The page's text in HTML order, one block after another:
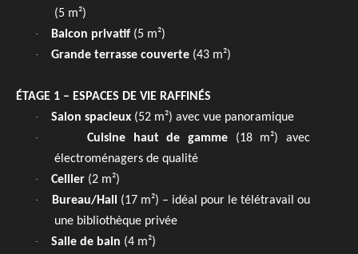
(5 m²)
· Balcon privatif (5 m²)
· Grande terrasse couverte (43 m²)
ÉTAGE 1 – ESPACES DE VIE RAFFINÉS
· Salon spacieux (52 m²) avec vue panoramique
· Cuisine haut de gamme (18 m²) avec
électroménagers de qualité
· Cellier (2 m²)
· Bureau/Hall
(17 m²) – idéal pour le télétravail ou
une bibliothèque privée
· Salle de bain (4 m²)